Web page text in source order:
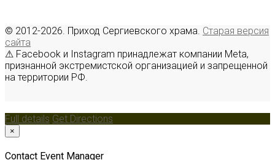
© 2012-2026. Приход Сергиевского храма. Старая версия
сайта
⚠ Facebook и Instagram принадлежат компании Meta,
признанной экстремистской организацией и запрещенной
на территории РФ.
Full details Get Directions
×
Contact Event Manager